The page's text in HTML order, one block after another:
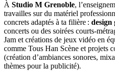
À Studio M Grenoble,
travailles sur du matériel
concrets adaptés à ta filière : design
concerts ou des soirées courts-
Jam et créations de jeux vidéo en
comme Tous Han Scène et projets
(création d’ambiances sonores,
thèmes pour la publicité).